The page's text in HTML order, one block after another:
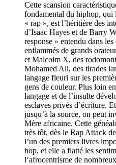
Cette scansion
fondamental du hiphop, qui
« rap », est l’héritière des
d’Isaac Hayes et de Barry
response » entendu dans
enflammés de grands
et Malcolm X, des
Mohamed Ali, des tirades
langage fleuri sur les
gens de couleur. Plus loin
langage et de l’insulte
esclaves privés d’écriture.
jusqu’à la source, on peut
Mère africaine. Cette
très tôt, dès le Rap Attack
l’un des premiers livres
hop, et elle a flatté les
l’afrocentrisme de